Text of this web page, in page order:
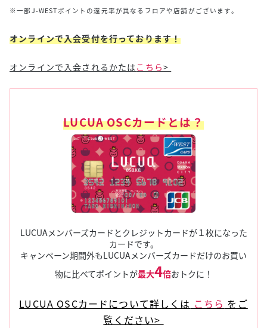
※一部J-WESTポイントの還元率が異なるフロアや店舗がございます。
オンラインで入会受付を行っております！
オンラインで入会されるかたは こちら>
LUCUA OSCカードとは？
LUCUAメンバーズカードとクレジットカードが１枚になった
カードです。
キャンペーン期間外もLUCUAメンバーズカードだけのお買い
物に比べてポイントが最大4倍おトクに！
LUCUA OSCカードについて詳しくは こちら をご
覧ください>